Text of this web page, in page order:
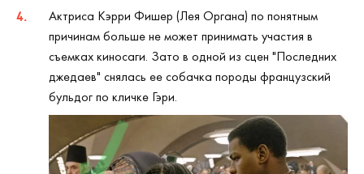
Актриса Кэрри Фишер (Лея Органа) по понятным
причинам больше не может принимать участия в
съемках киносаги. Зато в одной из сцен "Последних
джедаев" снялась ее собачка породы французский
бульдог по кличке Гэри.